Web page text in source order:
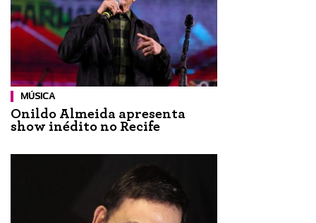
MÚSICA
Onildo Almeida apresenta
show inédito no Recife